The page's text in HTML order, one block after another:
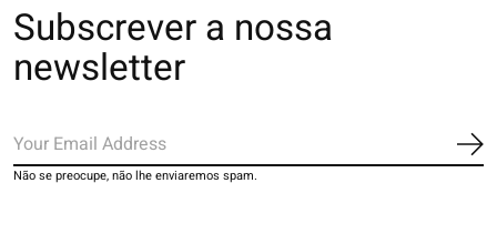
Subscrever a nossa
newsletter
Não se preocupe, não lhe enviaremos spam.